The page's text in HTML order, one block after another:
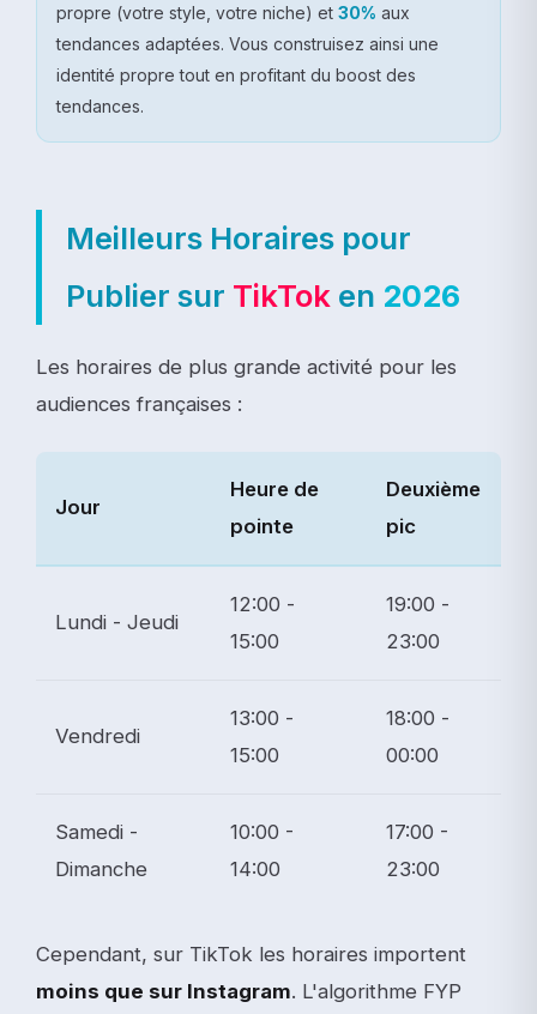
propre (votre style, votre niche) et 30% aux
tendances adaptées. Vous construisez ainsi une
identité propre tout en profitant du boost des
tendances.
Meilleurs Horaires pour
Publier sur TikTok en 2026
Les horaires de plus grande activité pour les
audiences françaises :
Jour
Heure de
pointe
Deuxième
pic
Lundi - Jeudi
12:00 -
15:00
19:00 -
23:00
Vendredi
13:00 -
15:00
18:00 -
00:00
Samedi -
Dimanche
10:00 -
14:00
17:00 -
23:00
Cependant, sur TikTok les horaires importent
moins que sur Instagram. L'algorithme FYP